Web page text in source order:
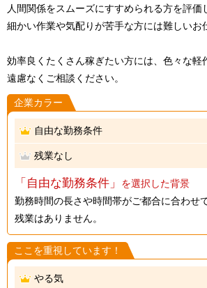
人間関係をスムーズにすすめられる方を評価
細かい作業や気配りが苦手な方には難しいお
効率良くたくさん稼ぎたい方には、色々な軽
遠慮なくご相談ください。
企業カラー
自由な勤務条件
残業なし
「自由な勤務条件」
を選択した背景
勤務時間の長さや時間帯がご都合に合わせ
残業はありません。
ここを重視しています！
やる気